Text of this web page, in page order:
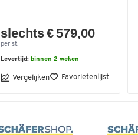
slechts € 579,00
per st.
Levertijd: binnen 2 weken
Vergelijken Favorietenlijst